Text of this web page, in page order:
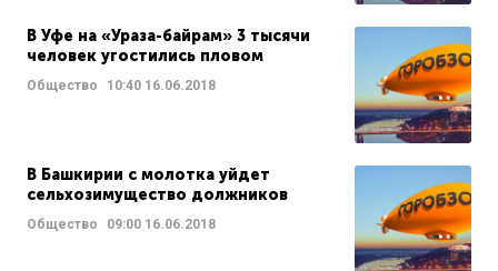
В Уфе на «Ураза-байрам» 3 тысячи
человек угостились пловом
Общество 10:40 16.06.2018
В Башкирии с молотка уйдет
сельхозимущество должников
Общество 09:00 16.06.2018